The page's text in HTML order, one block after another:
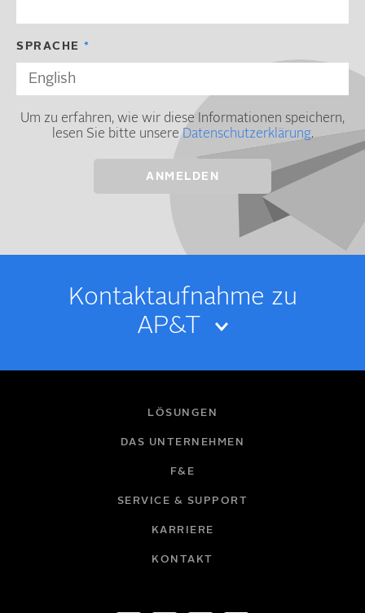
SPRACHE
Um zu erfahren, wie wir diese Informationen speichern,
lesen Sie bitte unsereDatenschutzerklärung.
Kontakt­­aufnahme zu
AP&T
LÖSUNGEN
DAS UNTERNEHMEN
F&E
SERVICE & SUPPORT
KARRIERE
KONTAKT